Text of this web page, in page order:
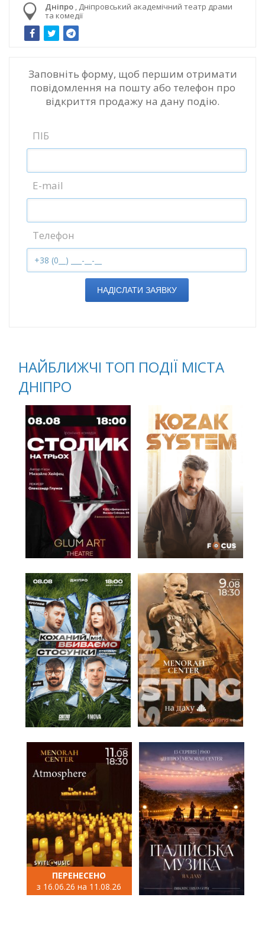
Дніпро , Дніпровський академічний театр драми
та комедії
Заповніть форму, щоб першим отримати
повідомлення на пошту або телефон про
відкриття продажу на дану подію.
ПІБ
E-mail
Телефон
НАДІСЛАТИ ЗАЯВКУ
НАЙБЛИЖЧІ ТОП ПОДІЇ МІСТА
ДНІПРО
ПЕРЕНЕСЕНО
з 16.06.26 на 11.08.26